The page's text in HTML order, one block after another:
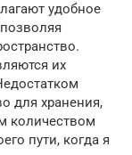
удобное
их
для хранения,
количеством
пути, когда я